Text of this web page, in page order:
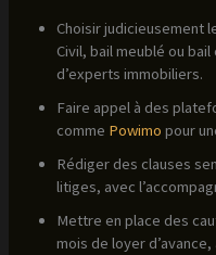
Choisir judicieusement
Civil, bail meublé ou
d’experts immobiliers.
Faire appel à des
comme Powimo pour
Rédiger des clauses
litiges, avec
Mettre en place des
mois de loyer